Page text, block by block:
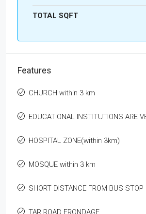
TOTAL SQFT
Features
CHURCH within 3 km
EDUCATIONAL INSTITUTIONS ARE
HOSPITAL ZONE(within 3km)
MOSQUE within 3 km
SHORT DISTANCE FROM BUS STOP
TAR ROAD FRONDAGE